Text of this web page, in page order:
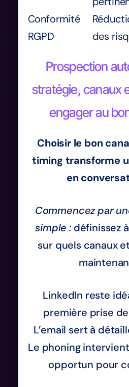
Conformité
RGPD
des
Prospection
stratégie, canaux
engager au
Choisir le bon
timing transforme
en
Commencez par
simple :définissez
sur quels canaux
LinkedIn reste
première prise
L’email sert à
Le phoning
opportun pour